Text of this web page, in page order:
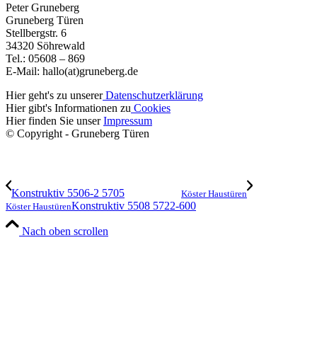
Peter Gruneberg
Gruneberg Türen
Stellbergstr. 6
34320 Söhrewald
Tel.: 05608 – 869
E-Mail: hallo(at)gruneberg.de
Hier geht's zu unsererDatenschutzerklärung
Hier gibt's Informationen zu Cookies
Hier finden Sie unserImpressum
© Copyright - Gruneberg Türen
Konstruktiv 5506-2 5705
Köster Haustüren
Köster HaustürenKonstruktiv 5508 5722-600
Nach oben scrollen